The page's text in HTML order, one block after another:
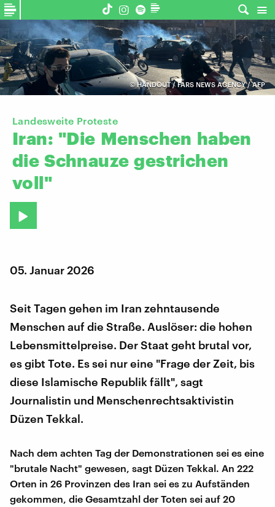
©HANDOUT / FARS NEWS AGENCY / AFP
Landesweite Proteste
Iran: "Die Menschen haben
die Schnauze gestrichen
voll"
05. Januar 2026
Seit Tagen gehen im Iran zehntausende
Menschen auf die Straße. Auslöser: die hohen
Lebensmittelpreise. Der Staat geht brutal vor,
es gibt Tote. Es sei nur eine "Frage der Zeit, bis
diese Islamische Republik fällt", sagt
Journalistin und Menschenrechtsaktivistin
Düzen Tekkal.
Nach dem achten Tag der Demonstrationen sei es eine
"brutale Nacht" gewesen, sagt Düzen Tekkal. An 222
Orten in 26 Provinzen des Iran sei es zu Aufständen
gekommen, die Gesamtzahl der Toten sei auf 20